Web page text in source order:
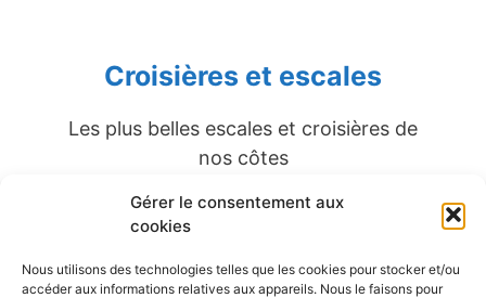
Gérer le consentement aux
cookies
Nous utilisons des technologies telles que les cookies pour stocker et/ou
accéder aux informations relatives aux appareils. Nous le faisons pour
Croisières et escales
Les plus belles escales et croisières de
nos côtes